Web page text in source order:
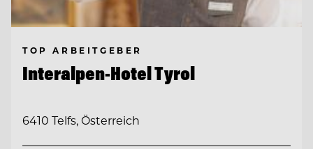
TOP ARBEITGEBER
Interalpen-Hotel Tyrol
6410 Telfs, Österreich